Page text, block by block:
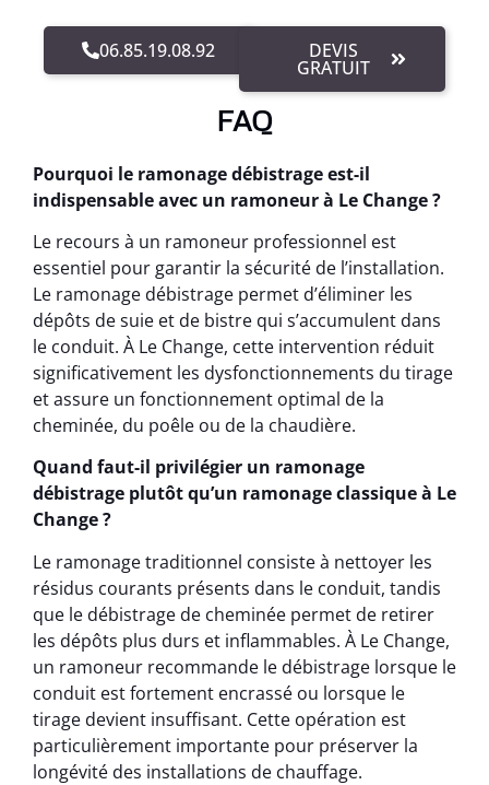
06.85.19.08.92 DEVIS
GRATUIT
FAQ
Pourquoi le ramonage débistrage est-il
indispensable avec un ramoneur à Le Change ?
Le recours à un ramoneur professionnel est
essentiel pour garantir la sécurité de l’installation.
Le ramonage débistrage permet d’éliminer les
dépôts de suie et de bistre qui s’accumulent dans
le conduit. À Le Change, cette intervention réduit
significativement les dysfonctionnements du tirage
et assure un fonctionnement optimal de la
cheminée, du poêle ou de la chaudière.
Quand faut-il privilégier un ramonage
débistrage plutôt qu’un ramonage classique à Le
Change ?
Le ramonage traditionnel consiste à nettoyer les
résidus courants présents dans le conduit, tandis
que le débistrage de cheminée permet de retirer
les dépôts plus durs et inflammables. À Le Change,
un ramoneur recommande le débistrage lorsque le
conduit est fortement encrassé ou lorsque le
tirage devient insuffisant. Cette opération est
particulièrement importante pour préserver la
longévité des installations de chauffage.